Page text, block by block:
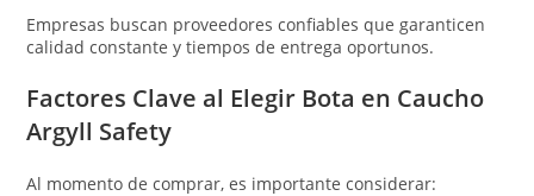
Empresas buscan proveedores confiables que garanticen
calidad constante y tiempos de entrega oportunos.
Factores Clave al Elegir Bota en Caucho
Argyll Safety
Al momento de comprar, es importante considerar: